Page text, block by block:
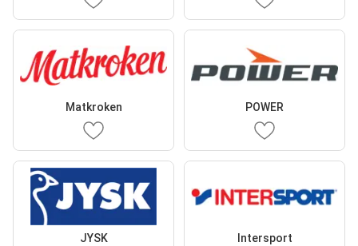
Matkroken POWER
JYSK Intersport